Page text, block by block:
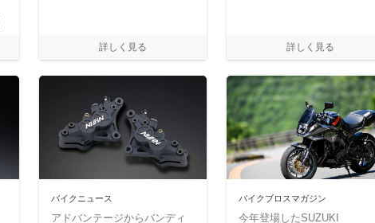
バイクニュース
アドバンテージからバンディ
バイクブロスマガジン
今年登場したSUZUKI